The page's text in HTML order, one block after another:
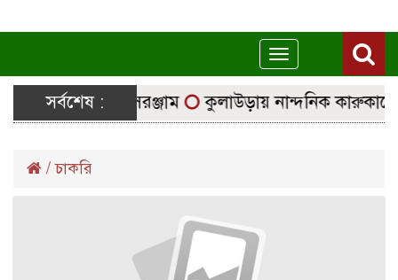
Toggle
navigation
সর্বশেষ :
যাচ্ছে নির্বাচনি সরঞ্জাম কুলাউড়ায় নান্দনিক
/চাকরি